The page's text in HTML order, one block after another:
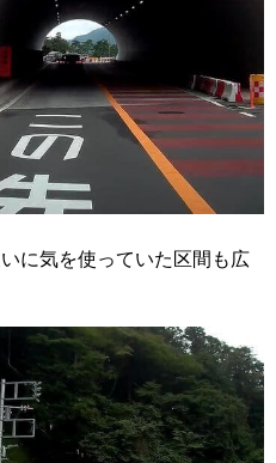
に気を使っていた区間も広